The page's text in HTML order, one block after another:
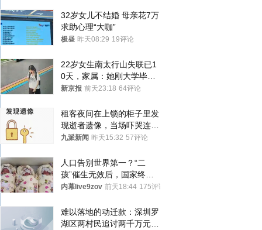
32岁女儿不结婚 母亲花7万
求助心理“大咖”
极昼 昨天08:29 19评论
22岁女生南太行山失联已1
0天，家属：她刚大学毕业
想到山里旅行
新京报 前天23:18 64评论
租客夜间在上锁的柜子里发
现逝者遗像，当场吓哭连夜
搬离，房东退还押金
九派新闻 昨天15:32 57评论
人口告别世界第一？“二
孩”催生无效后，国家终于
向住房出手了！
内幕live9zov 前天18:44 175评论
难以落地的动迁款：深圳罗
湖区两村民追讨两千万元动